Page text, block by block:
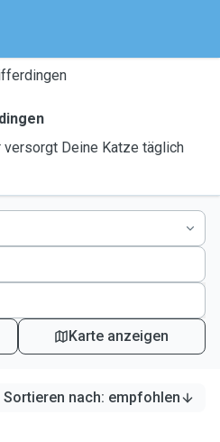
Deine Katze täglich
Karte anzeigen
Sortieren nach: empfohlen